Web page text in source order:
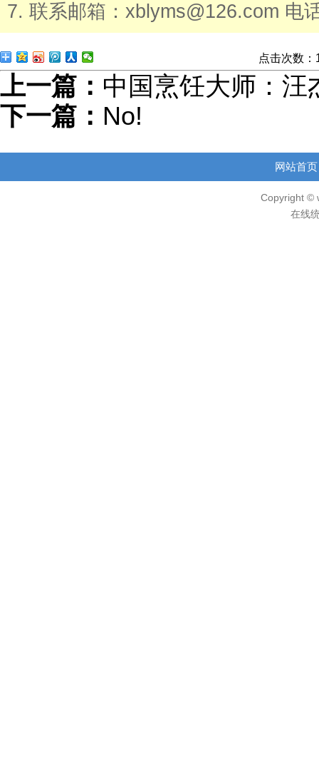
7. 联系邮箱：xblyms@126.com 电
点击次数：
上一篇： 中国烹饪大师：汪
下一篇： No!
网站首页
Copyright ©
在线